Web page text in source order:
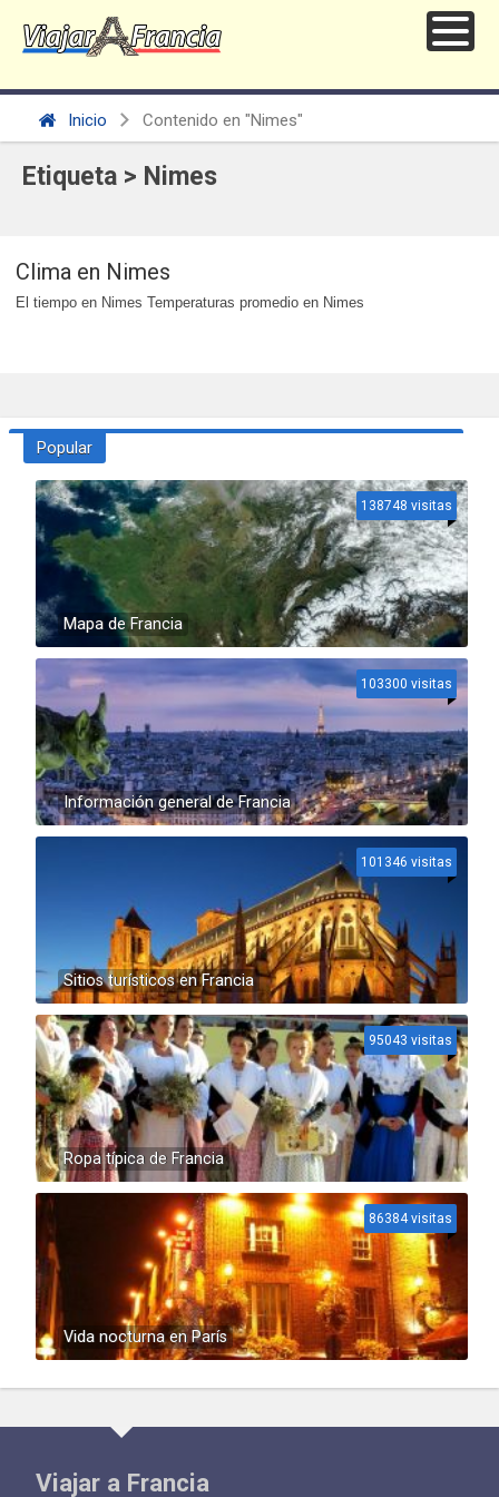
Inicio Contenido en "Nimes"
Etiqueta > Nimes
Clima en Nimes
El tiempo en Nimes Temperaturas promedio en Nimes
Popular
Mapa de Francia
138748 visitas
Información general de Francia
103300 visitas
Sitios turísticos en Francia
101346 visitas
Ropa típica de Francia
95043 visitas
Vida nocturna en París
86384 visitas
Viajar a Francia